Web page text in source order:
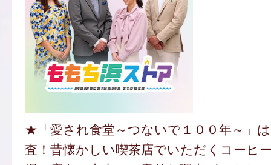
★「愛され食堂～つないで１００年～」
査！昔懐かしい喫茶店でいただくコーヒ